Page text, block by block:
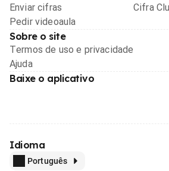
Enviar cifras
Pedir videoaula
Cifra
Sobre o site
Termos de uso e privacidade
Ajuda
Baixe o aplicativo
Idioma
Português